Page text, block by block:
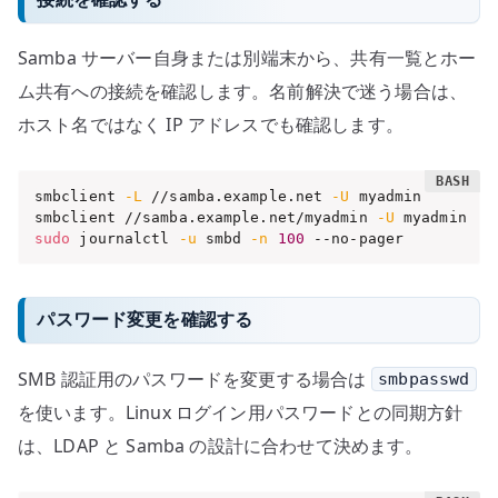
Samba サーバー自身または別端末から、共有一覧とホー
ム共有への接続を確認します。名前解決で迷う場合は、
ホスト名ではなく IP アドレスでも確認します。
smbclient -L //samba.example.net -U myadmin
smbclient //samba.example.net/myadmin
-U
sudo journalctl -u smbd -n 100 --no-pager
パスワード変更を確認する
SMB 認証用のパスワードを変更する場合は smbpasswd
を使います。Linux ログイン用パスワードとの同期方針
は、LDAP と Samba の設計に合わせて決めます。